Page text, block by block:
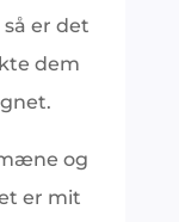
er det
dem
og
er mit